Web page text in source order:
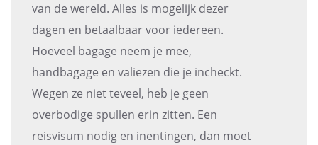
van de wereld. Alles is mogelijk dezer
dagen en betaalbaar voor iedereen.
Hoeveel bagage neem je mee,
handbagage en valiezen die je incheckt.
Wegen ze niet teveel, heb je geen
overbodige spullen erin zitten. Een
reisvisum nodig en inentingen, dan moet